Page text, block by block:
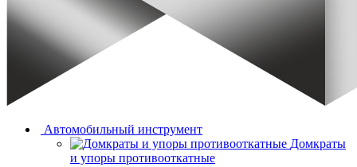
Автомобильный инструмент
Домкраты
и упоры противооткатные